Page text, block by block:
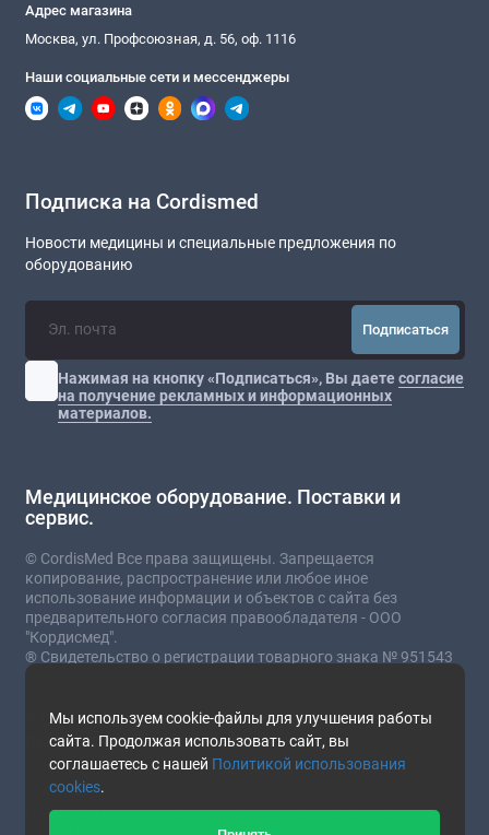
Мы используем cookie-файлы для улучшения работы
сайта. Продолжая использовать сайт, вы
соглашаетесь с нашей Политикой использования
cookies.
Адрес магазина
Москва, ул. Профсоюзная, д. 56, оф. 1116
Наши социальные сети и мессенджеры
Подписка на Cordismed
Новости медицины и специальные предложения по
оборудованию
Подписаться
Нажимая на кнопку «Подписаться», Вы даетесогласие
на получение рекламных и информационных
материалов.
Медицинское оборудование. Поставки и
сервис.
© CordisMed Все права защищены. Запрещается
копирование, распространение или любое иное
использование информации и объектов с сайта без
предварительного согласия правообладателя - ООО
"Кордисмед".
® Свидетельство о регистрации товарного знака № 951543
от 03.07.2023
* Сайт носит информационный характер и не
является публичной офертой.
Стоимость товаров и услуг зависит от комплектации,
текущего курса валют и прочих факторов.
Наличие и подробные характеристики товара уточняйте у
представителей компании.